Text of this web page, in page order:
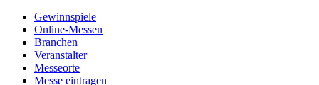
Gewinnspiele
Online-Messen
Branchen
Veranstalter
Messeorte
Messe eintragen